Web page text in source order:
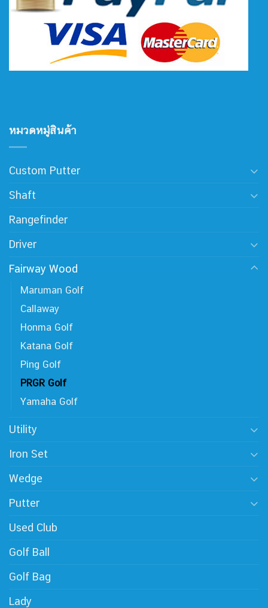
หมวดหมู่สินค้า
Custom Putter
Shaft
Rangefinder
Driver
Fairway Wood
Maruman Golf
Callaway
Honma Golf
Katana Golf
Ping Golf
PRGR Golf
Yamaha Golf
Utility
Iron Set
Wedge
Putter
Used Club
Golf Ball
Golf Bag
Lady